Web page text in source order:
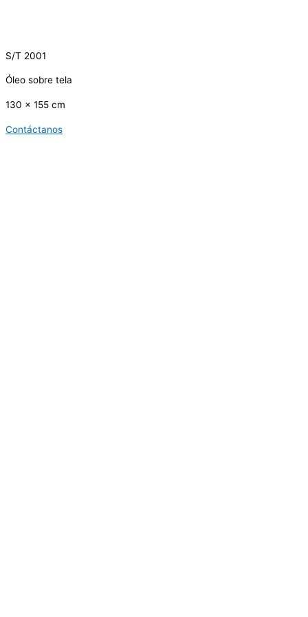
S/T 2001
Óleo sobre tela
130 x 155 cm
Contáctanos